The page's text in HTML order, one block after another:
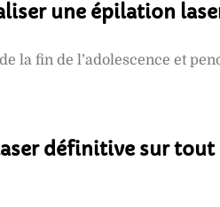
une épilation
la fin de l’adolescence et
définitive sur tout